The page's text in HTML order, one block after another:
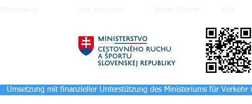
Offenlegung Zum Download Balnea-Cluster Blog
Umsetzung mit finanzieller Unterstützung des Ministeriums für Verkehr